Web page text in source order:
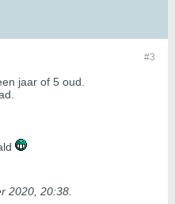
#3
jaar of 5 oud.
2020, 20:38